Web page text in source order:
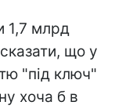
1,7 млрд
що у
"під ключ"
хоча б в